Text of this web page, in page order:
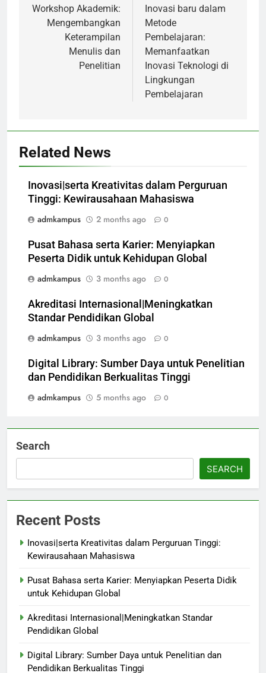
navigation
Workshop Akademik:
Mengembangkan
Keterampilan
Menulis dan
Penelitian
Inovasi baru dalam
Metode
Pembelajaran:
Memanfaatkan
Inovasi Teknologi di
Lingkungan
Pembelajaran
Related News
Inovasi|serta Kreativitas dalam Perguruan
Tinggi: Kewirausahaan Mahasiswa
admkampus
2 months ago 0
Pusat Bahasa serta Karier: Menyiapkan
Peserta Didik untuk Kehidupan Global
admkampus
3 months ago 0
Akreditasi Internasional|Meningkatkan
Standar Pendidikan Global
admkampus
3 months ago 0
Digital Library: Sumber Daya untuk Penelitian
dan Pendidikan Berkualitas Tinggi
admkampus
5 months ago 0
Search
SEARCH
Recent Posts
Inovasi|serta Kreativitas dalam Perguruan Tinggi:
Kewirausahaan Mahasiswa
Pusat Bahasa serta Karier: Menyiapkan Peserta Didik
untuk Kehidupan Global
Akreditasi Internasional|Meningkatkan Standar
Pendidikan Global
Digital Library: Sumber Daya untuk Penelitian dan
Pendidikan Berkualitas Tinggi